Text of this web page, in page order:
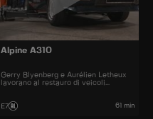
Alpine A310
Gerry Blyenberg e Aurélien Letheux
lavorano al restauro di veicoli
E7 61 min